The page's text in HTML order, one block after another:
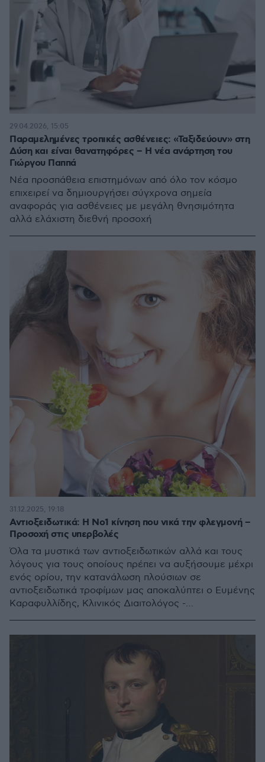
Παραμελημένες τροπικές ασθένειες: «Ταξιδεύουν» στη
Δύση και είναι θανατηφόρες – Η νέα ανάρτηση του
Γιώργου Παππά
Νέα προσπάθεια επιστημόνων από όλο τον κόσμο
επιχειρεί να δημιουργήσει σύγχρονα σημεία
αναφοράς για ασθένειες με μεγάλη θνησιμότητα
αλλά ελάχιστη διεθνή προσοχή
29.04.2026, 15:05
Αντιοξειδωτικά: Η Νο1 κίνηση που νικά την φλεγμονή –
Προσοχή στις υπερβολές
Όλα τα μυστικά των αντιοξειδωτικών αλλά και τους
λόγους για τους οποίους πρέπει να αυξήσουμε μέχρι
ενός ορίου, την κατανάλωση πλούσιων σε
αντιοξειδωτικά τροφίμων μας αποκαλύπτει ο Ευμένης
Καραφυλλίδης, Κλινικός Διαιτολόγος -
31.12.2025, 19:18